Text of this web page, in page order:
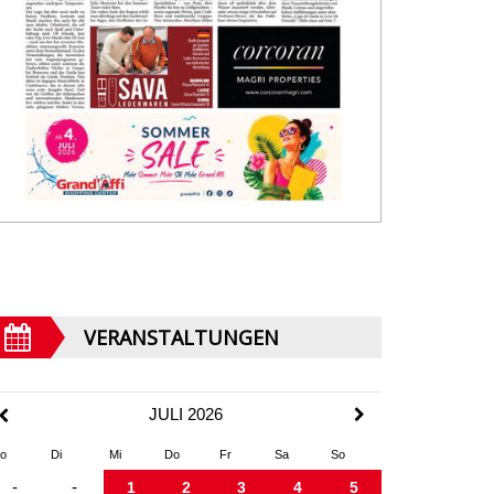
VERANSTALTUNGEN
JULI 2026
Di Mi Do Fr Sa So
- - 1 2 3 4 5